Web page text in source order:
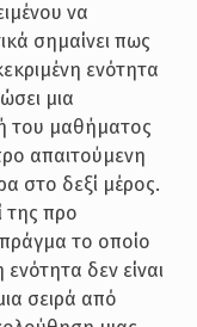
να
σημαίνει πως
ενότητα
μια
του μαθήματος
απαιτούμενη
στο δεξί μέρος.
της προ
το οποίο
δεν είναι
σειρά από